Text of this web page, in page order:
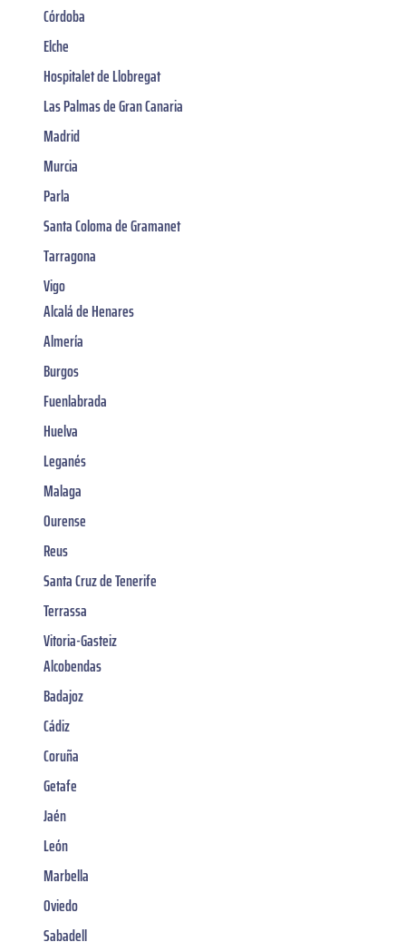
Córdoba
Elche
Hospitalet de Llobregat
Las Palmas de Gran Canaria
Madrid
Murcia
Parla
Santa Coloma de Gramanet
Tarragona
Vigo
Alcalá de Henares
Almería
Burgos
Fuenlabrada
Huelva
Leganés
Malaga
Ourense
Reus
Santa Cruz de Tenerife
Terrassa
Vitoria-Gasteiz
Alcobendas
Badajoz
Cádiz
Coruña
Getafe
Jaén
León
Marbella
Oviedo
Sabadell